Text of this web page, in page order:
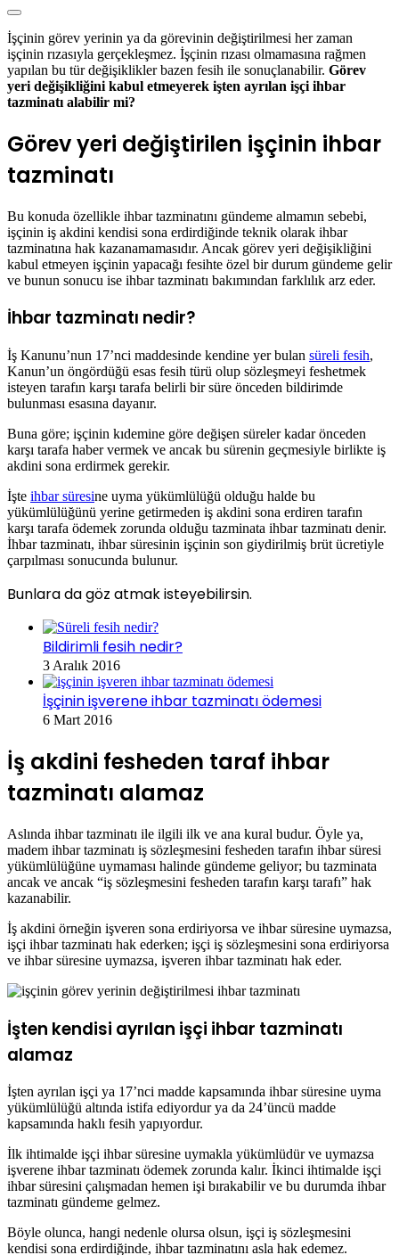
İşçinin görev yerinin ya da görevinin değiştirilmesi her zaman
işçinin rızasıyla gerçekleşmez. İşçinin rızası olmamasına rağmen
yapılan bu tür değişiklikler bazen fesih ile sonuçlanabilir. Görev
yeri değişikliğini kabul etmeyerek işten ayrılan işçi ihbar
tazminatı alabilir mi?
Görev yeri değiştirilen işçinin ihbar
tazminatı
Bu konuda özellikle ihbar tazminatını gündeme almamın sebebi,
işçinin iş akdini kendisi sona erdirdiğinde teknik olarak ihbar
tazminatına hak kazanamamasıdır. Ancak görev yeri değişikliğini
kabul etmeyen işçinin yapacağı fesihte özel bir durum gündeme gelir
ve bunun sonucu ise ihbar tazminatı bakımından farklılık arz eder.
İhbar tazminatı nedir?
İş Kanunu’nun 17’nci maddesinde kendine yer bulan süreli fesih,
Kanun’un öngördüğü esas fesih türü olup sözleşmeyi feshetmek
isteyen tarafın karşı tarafa belirli bir süre önceden bildirimde
bulunması esasına dayanır.
Buna göre; işçinin kıdemine göre değişen süreler kadar önceden
karşı tarafa haber vermek ve ancak bu sürenin geçmesiyle birlikte iş
akdini sona erdirmek gerekir.
İşte ihbar süresine uyma yükümlülüğü olduğu halde bu
yükümlülüğünü yerine getirmeden iş akdini sona erdiren tarafın
karşı tarafa ödemek zorunda olduğu tazminata ihbar tazminatı denir.
İhbar tazminatı, ihbar süresinin işçinin son giydirilmiş brüt ücretiyle
çarpılması sonucunda bulunur.
Bunlara da göz atmak isteyebilirsin.
Bildirimli fesih nedir?
3 Aralık 2016
İşçinin işverene ihbar tazminatı ödemesi
6 Mart 2016
İş akdini fesheden taraf ihbar
tazminatı alamaz
Aslında ihbar tazminatı ile ilgili ilk ve ana kural budur. Öyle ya,
madem ihbar tazminatı iş sözleşmesini fesheden tarafın ihbar süresi
yükümlülüğüne uymaması halinde gündeme geliyor; bu tazminata
ancak ve ancak “iş sözleşmesini fesheden tarafın karşı tarafı” hak
kazanabilir.
İş akdini örneğin işveren sona erdiriyorsa ve ihbar süresine uymazsa,
işçi ihbar tazminatı hak ederken; işçi iş sözleşmesini sona erdiriyorsa
ve ihbar süresine uymazsa, işveren ihbar tazminatı hak eder.
İşten kendisi ayrılan işçi ihbar tazminatı
alamaz
İşten ayrılan işçi ya 17’nci madde kapsamında ihbar süresine uyma
yükümlülüğü altında istifa ediyordur ya da 24’üncü madde
kapsamında haklı fesih yapıyordur.
İlk ihtimalde işçi ihbar süresine uymakla yükümlüdür ve uymazsa
işverene ihbar tazminatı ödemek zorunda kalır. İkinci ihtimalde işçi
ihbar süresini çalışmadan hemen işi bırakabilir ve bu durumda ihbar
tazminatı gündeme gelmez.
Böyle olunca, hangi nedenle olursa olsun, işçi iş sözleşmesini
kendisi sona erdirdiğinde, ihbar tazminatını asla hak edemez.